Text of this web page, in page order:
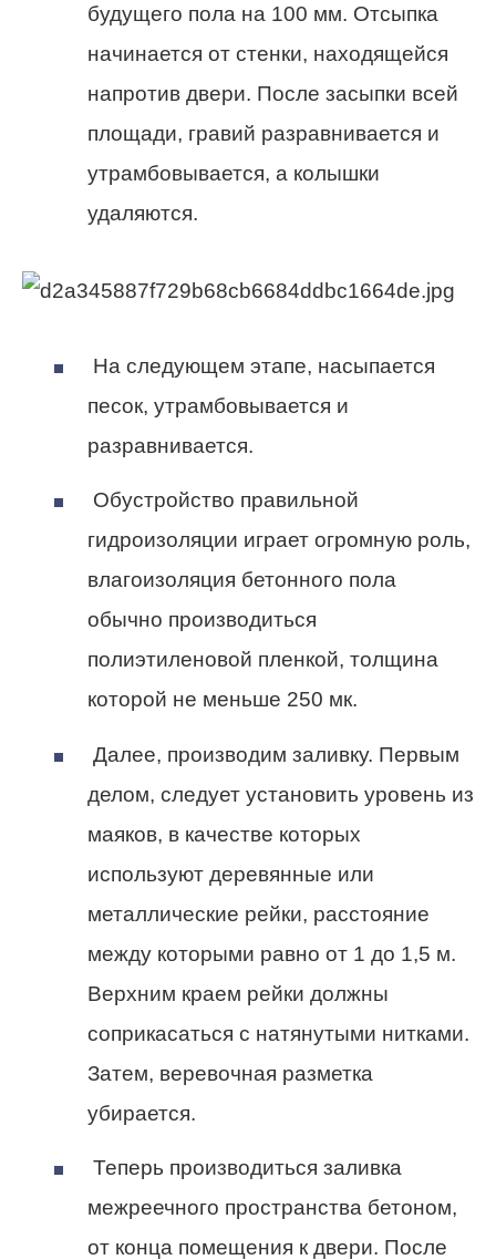
будущего пола на 100 мм. Отсыпка
начинается от стенки, находящейся
напротив двери. После засыпки всей
площади, гравий разравнивается и
утрамбовывается, а колышки
удаляются.
На следующем этапе, насыпается
песок, утрамбовывается и
разравнивается.
Обустройство правильной
гидроизоляции играет огромную роль,
влагоизоляция бетонного пола
обычно производиться
полиэтиленовой пленкой, толщина
которой не меньше 250 мк.
Далее, производим заливку. Первым
делом, следует установить уровень из
маяков, в качестве которых
используют деревянные или
металлические рейки, расстояние
между которыми равно от 1 до 1,5 м.
Верхним краем рейки должны
соприкасаться с натянутыми нитками.
Затем, веревочная разметка
убирается.
Теперь производиться заливка
межреечного пространства бетоном,
от конца помещения к двери. После